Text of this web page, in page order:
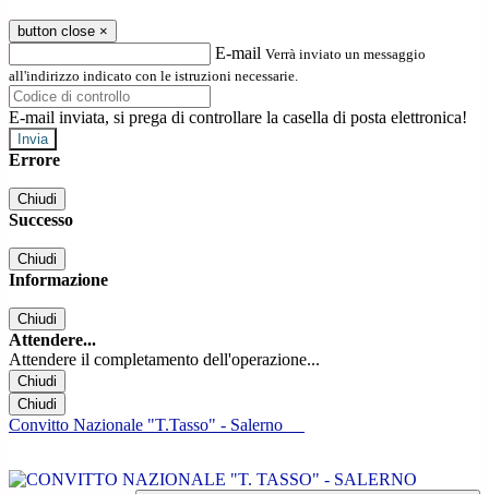
button close ×
E-mail Verrà inviato un messaggio
all'indirizzo indicato con le istruzioni necessarie.
E-mail inviata, si prega di controllare la casella di posta elettronica!
Errore
Chiudi
Successo
Chiudi
Informazione
Chiudi
Attendere...
Attendere il completamento dell'operazione...
Chiudi
Chiudi
Convitto Nazionale "T.Tasso" - Salerno